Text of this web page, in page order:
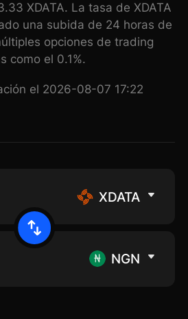
XDATA. La tasa de XDATA
una subida de 24 horas de
opciones de trading
como el 0.1%.
el 2026-08-07 17:22
XDATA
NGN